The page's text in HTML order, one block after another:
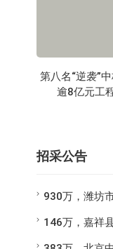
第八名“逆袭”
逾8亿元工
招采公告
930万，潍坊
146万，嘉祥